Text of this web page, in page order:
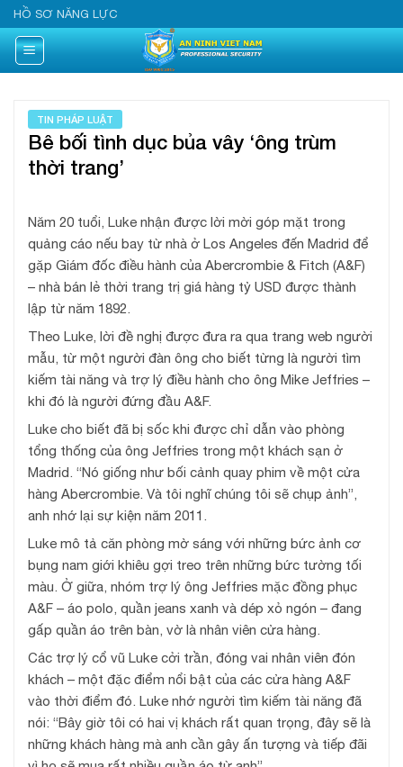
Skip
to
content
HỒ SƠ NĂNG LỰC
TIN PHÁP LUẬT
Bê bối tình dục bủa vây ‘ông trùm
thời trang’
Năm 20 tuổi, Luke nhận được lời mời góp mặt trong
quảng cáo nếu bay từ nhà ở Los Angeles đến Madrid để
gặp Giám đốc điều hành của Abercrombie & Fitch (A&F)
– nhà bán lẻ thời trang trị giá hàng tỷ USD được thành
lập từ năm 1892.
Theo Luke, lời đề nghị được đưa ra qua trang web người
mẫu, từ một người đàn ông cho biết từng là người tìm
kiếm tài năng và trợ lý điều hành cho ông Mike Jeffries –
khi đó là người đứng đầu A&F.
Luke cho biết đã bị sốc khi được chỉ dẫn vào phòng
tổng thống của ông Jeffries trong một khách sạn ở
Madrid. “Nó giống như bối cảnh quay phim về một cửa
hàng Abercrombie. Và tôi nghĩ chúng tôi sẽ chụp ảnh”,
anh nhớ lại sự kiện năm 2011.
Luke mô tả căn phòng mờ sáng với những bức ảnh cơ
bụng nam giới khiêu gợi treo trên những bức tường tối
màu. Ở giữa, nhóm trợ lý ông Jeffries mặc đồng phục
A&F – áo polo, quần jeans xanh và dép xỏ ngón – đang
gấp quần áo trên bàn, vờ là nhân viên cửa hàng.
Các trợ lý cổ vũ Luke cởi trần, đóng vai nhân viên đón
khách – một đặc điểm nổi bật của các cửa hàng A&F
vào thời điểm đó. Luke nhớ người tìm kiếm tài năng đã
nói: “Bây giờ tôi có hai vị khách rất quan trọng, đây sẽ là
những khách hàng mà anh cần gây ấn tượng và tiếp đãi